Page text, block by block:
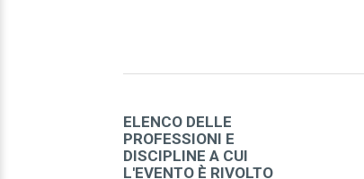
ELENCO DELLE
PROFESSIONI E
DISCIPLINE A CUI
L'EVENTO È RIVOLTO